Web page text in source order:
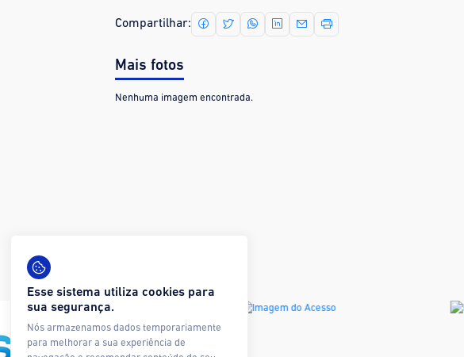
Compartilhar:
Mais fotos
Nenhuma imagem encontrada.
Esse sistema utiliza cookies para
sua segurança.
Nós armazenamos dados temporariamente
para melhorar a sua experiência de